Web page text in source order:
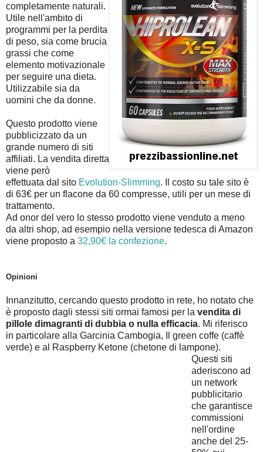
completamente naturali.
Utile nell'ambito di
programmi per la perdita
di peso, sia come brucia
grassi che come
elemento motivazionale
per seguire una dieta.
Utilizzabile sia da
uomini che da donne.
Questo prodotto viene
pubblicizzato da un
grande numero di siti
affiliati. La vendita diretta
viene però
effettuata dal sito Evolution-Slimming. Il costo su tale sito è
di 63€ per un flacone da 60 compresse, utili per un mese di
trattamento.
Ad onor del vero lo stesso prodotto viene venduto a meno
da altri shop, ad esempio nella versione tedesca di Amazon
viene proposto a 32,90€ la confezione.
Opinioni
Innanzitutto, cercando questo prodotto in rete, ho notato che
è proposto dagli stessi siti ormai famosi per la vendita di
pillole dimagranti di dubbia o nulla efficacia. Mi riferisco
in particolare alla Garcinia Cambogia, Il green coffe (caffè
verde) e al Raspberry Ketone (chetone di lampone).
Questi siti
aderiscono ad
un network
pubblicitario
che garantisce
commissioni
nell'ordine
anche del 25-